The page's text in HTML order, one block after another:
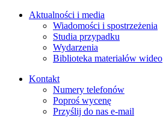
Aktualności i media
Wiadomości i spostrzeżenia
Studia przypadku
Wydarzenia
Biblioteka materiałów wideo
Kontakt
Numery telefonów
Poproś wycenę
Przyślij do nas e-mail